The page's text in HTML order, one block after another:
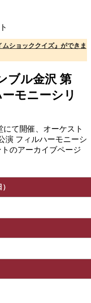
ショッククイズ』ができま
ブル金沢 第
モニーシリ
にて開催、オーケスト
演 フィルハーモニーシ
のアーカイブページ